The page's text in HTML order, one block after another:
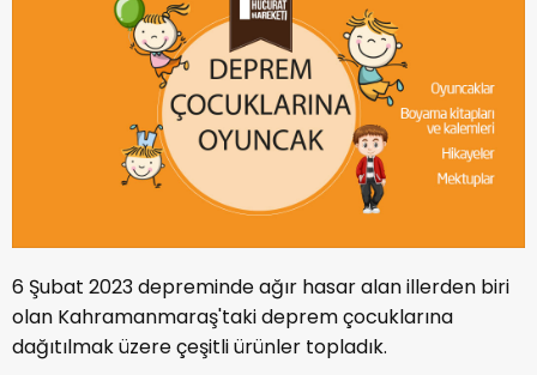
6 Şubat 2023 depreminde ağır hasar alan illerden biri
olan Kahramanmaraş'taki deprem çocuklarına
dağıtılmak üzere çeşitli ürünler topladık.